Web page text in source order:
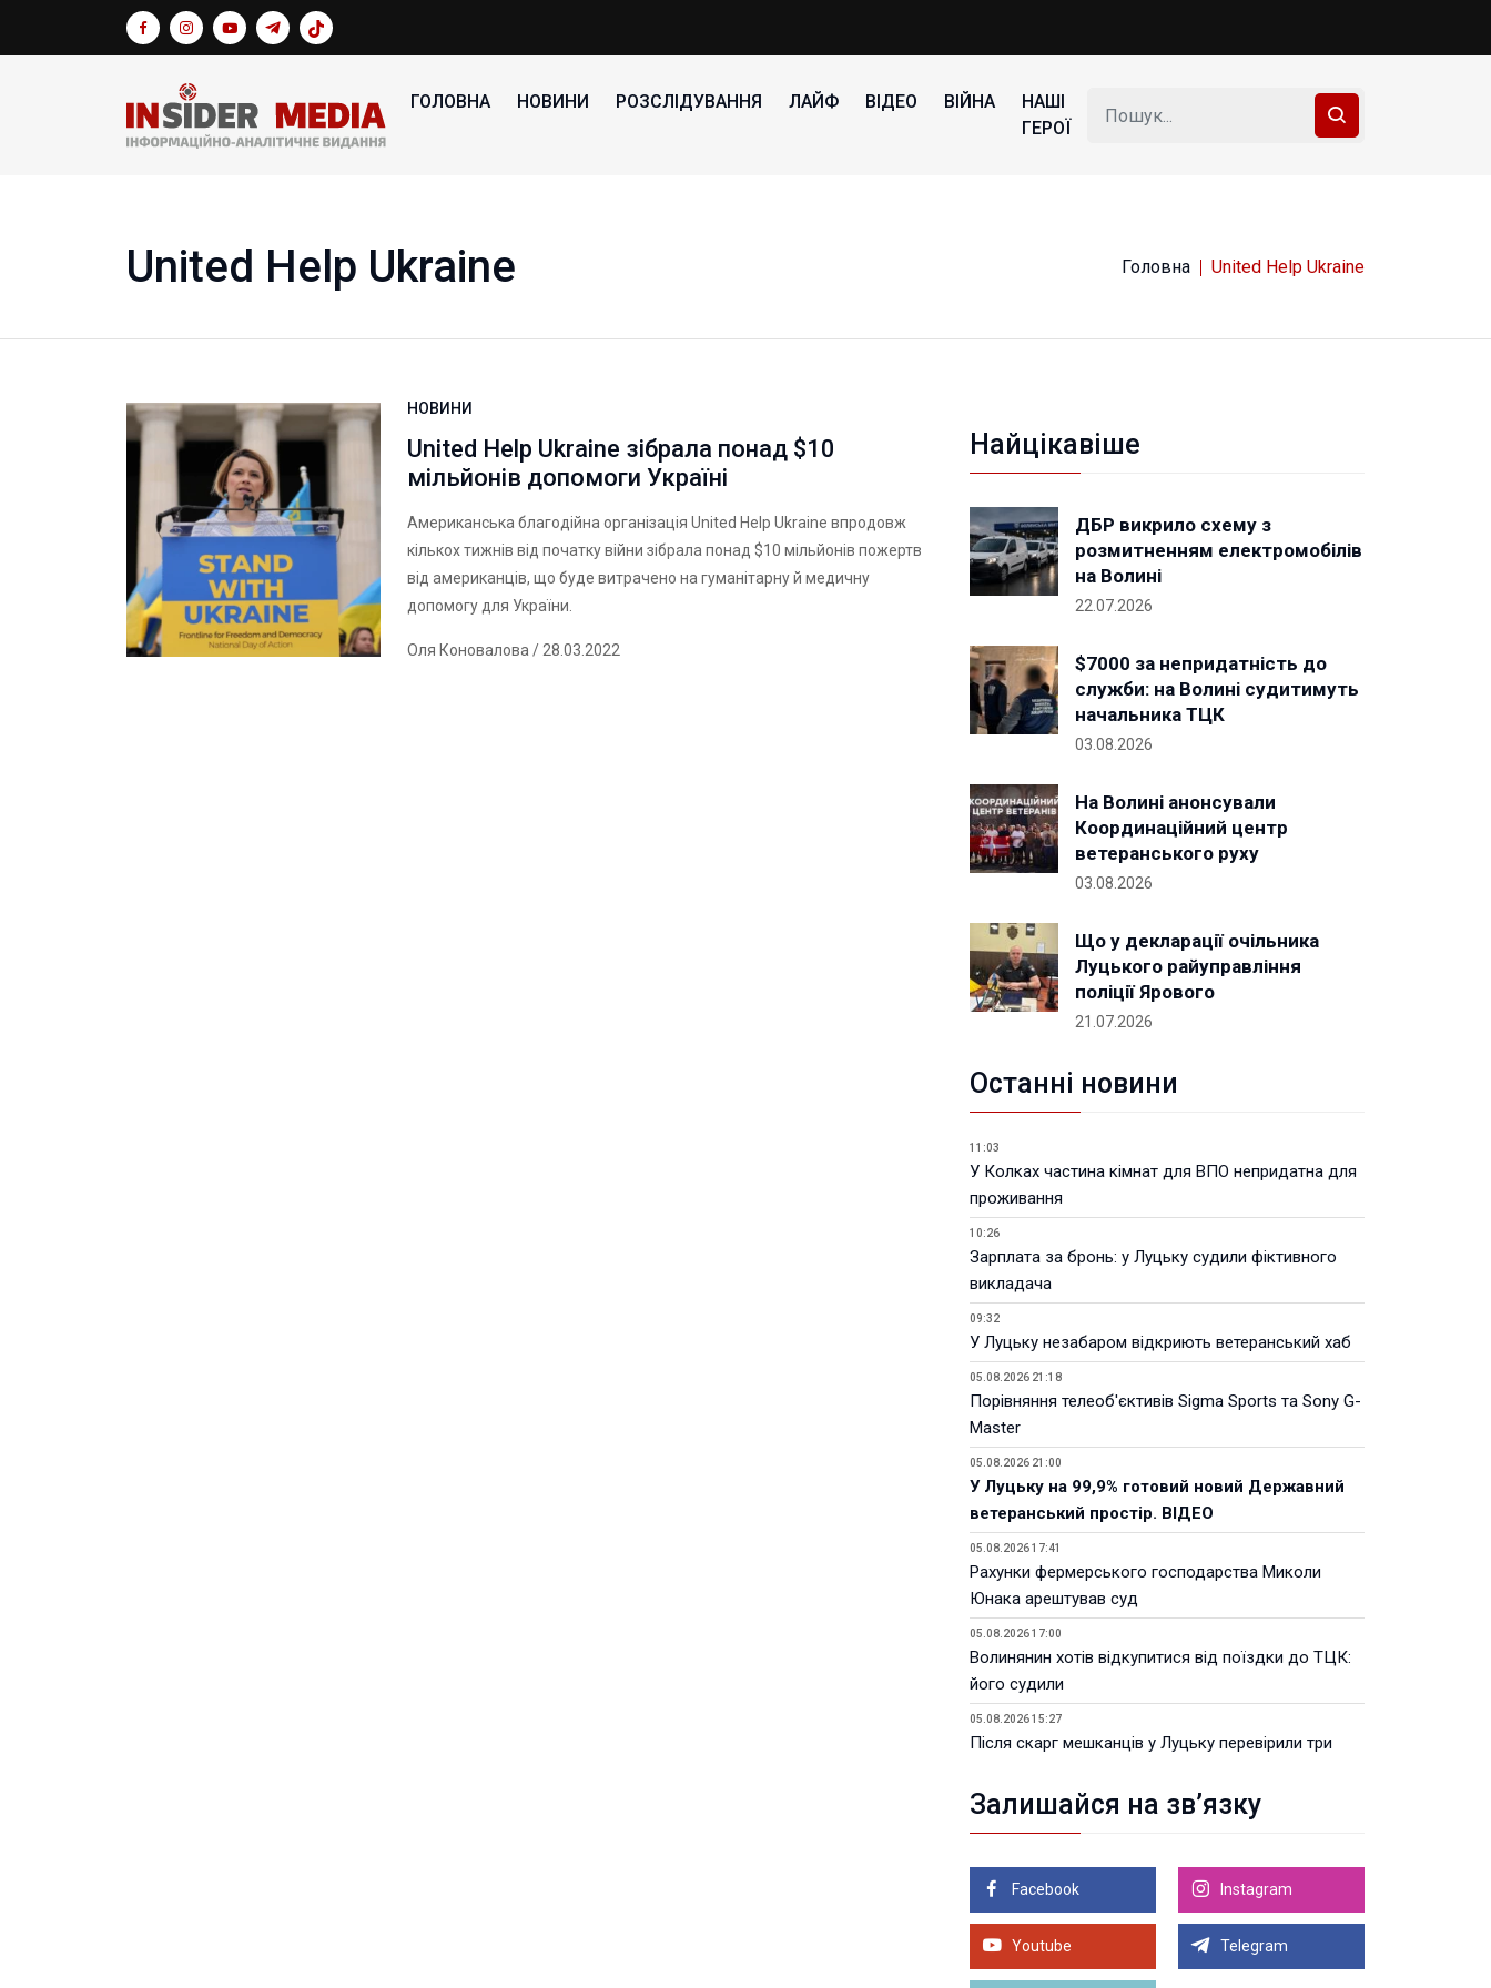
ГОЛОВНА НОВИНИ РОЗСЛІДУВАННЯ ЛАЙФ ВІДЕО ВІЙНА
НАШІ
ГЕРОЇ
United Help Ukraine Головна United Help Ukraine
НОВИНИ
United Help Ukraine зібрала понад $10
мільйонів допомоги Україні
Американська благодійна організація United Help Ukraine впродовж
кількох тижнів від початку війни зібрала понад $10 мільйонів пожертв
від американців, що буде витрачено на гуманітарну й медичну
допомогу для України.
Оля Коновалова / 28.03.2022
Найцікавіше
ДБР викрило схему з
розмитненням електромобілів
на Волині
22.07.2026
$7000 за непридатність до
служби: на Волині судитимуть
начальника ТЦК
03.08.2026
На Волині анонсували
Координаційний центр
ветеранського руху
03.08.2026
Що у декларації очільника
Луцького райуправління
поліції Ярового
21.07.2026
Останні новини
11:03
У Колках частина кімнат для ВПО непридатна для
проживання
10:26
Зарплата за бронь: у Луцьку судили фіктивного
викладача
09:32
У Луцьку незабаром відкриють ветеранський хаб
05.08.2026 21:18
Порівняння телеоб'єктивів Sigma Sports та Sony G-
Master
05.08.2026 21:00
У Луцьку на 99,9% готовий новий Державний
ветеранський простір. ВІДЕО
05.08.2026 17:41
Рахунки фермерського господарства Миколи
Юнака арештував суд
05.08.2026 17:00
Волинянин хотів відкупитися від поїздки до ТЦК:
його судили
05.08.2026 15:27
Після скарг мешканців у Луцьку перевірили три
05.08.2026 14:51
Смертельна ДТП на Соборності: петиція про
05.08.2026 14:43
Як зрозуміти, що сажовий фільтр потребує
видалення: поради для водіїв
Більше новин
Залишайся на зв’язку
Facebook Instagram
Youtube Telegram